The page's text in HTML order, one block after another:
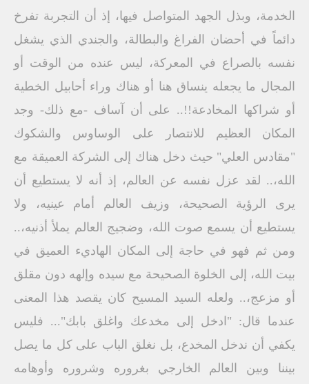
الخدمة، وبذل الجهد المتواصل فيها، إذ أن التجربة تفرخ
دائماً في أحضان الفراغ والبطالة، والجندي الذي يشغل
نفسه بالصراع في المعركة، ليس عنده من الوقت أو
المجال ما يجعله ينساق هنا أو هناك وراء أحابيل الخطية
أو شراكها المخادعة!!.. على أن آساف -مع ذلك- وجد
المكان العظيم للانتصار على الوساوس والشكوك
"مقادس العلي" حيث دخل هناك إلى الشركة العميقة مع
الله،.. لقد عزل نفسه عن العالم، إذ أنه لا يستطيع أن
يرى الرؤية الصحيحة، وزيف العالم أمام عينيه، ولا
يستطيع أن يسمع صوت الله، وضجيج العالم يملأ أذنيه،..
ومن ثم فهو في حاجة إلى المكان الهاديء العميق في
بيت الله، إلى الخلوة الصحيحة مع سيده وإلهه دون مقلق
أو مزعج،.. ولعله السيد المسيح كان يقصد هذا المعنى
عندما قال: "ادخل إلى مخدعك واغلق بابك"... فليس
يكفي أن ندخل المخدع، بل نغلق الباب على كل ما يصل
بيننا وبين العالم الخارجي بغروره وشروره وأوهامه